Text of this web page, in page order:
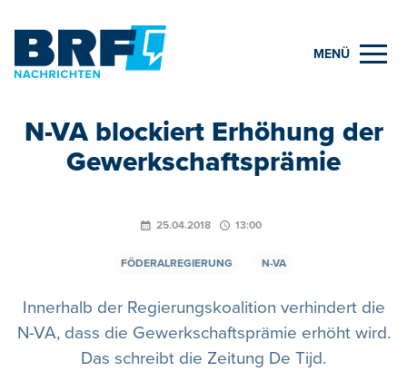
MENÜ
N-VA blockiert Erhöhung der
Gewerkschaftsprämie
25.04.2018 13:00
FÖDERALREGIERUNG N-VA
Innerhalb der Regierungskoalition verhindert die
N-VA, dass die Gewerkschaftsprämie erhöht wird.
Das schreibt die Zeitung De Tijd.